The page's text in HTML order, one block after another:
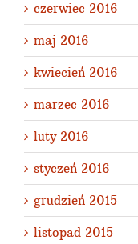
czerwiec 2016
maj 2016
kwiecień 2016
marzec 2016
luty 2016
styczeń 2016
grudzień 2015
listopad 2015